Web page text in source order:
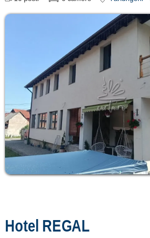
Hotel REGAL